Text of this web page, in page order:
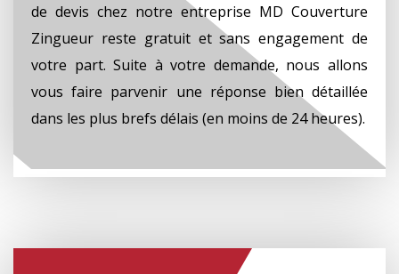
de devis chez notre entreprise MD Couverture
Zingueur reste gratuit et sans engagement de
votre part. Suite à votre demande, nous allons
vous faire parvenir une réponse bien détaillée
dans les plus brefs délais (en moins de 24 heures).